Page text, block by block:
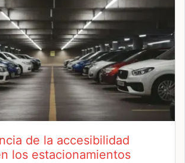
de la accesibilidad
los estacionamientos